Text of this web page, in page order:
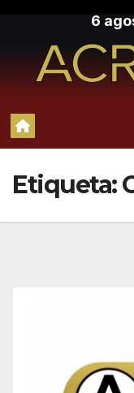
contenido
6
Etiqueta: